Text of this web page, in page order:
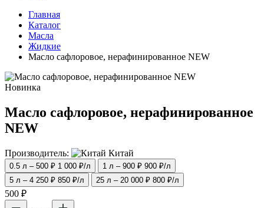
Главная
Каталог
Масла
Жидкие
Масло сафлоровое, нерафинированное NEW
Новинка
Масло сафлоровое, нерафинированное
NEW
Производитель: Китай
0.5 л – 500 ₽ 1 000 ₽/л 1 л – 900 ₽ 900 ₽/л
5 л – 4 250 ₽ 850 ₽/л 25 л – 20 000 ₽ 800 ₽/л
500 ₽